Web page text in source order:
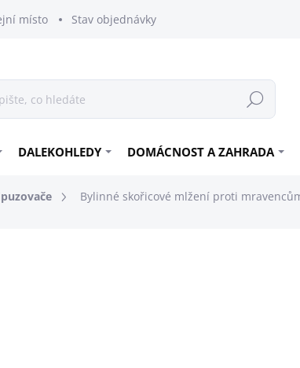
místo Stav objednávky
Hledat
DALEKOHLEDY DOMÁCNOST A ZAHRADA
Bylinné skořicové mlžení proti